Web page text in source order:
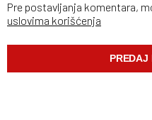
Pre postavljanja komentara,
uslovima korišćenja